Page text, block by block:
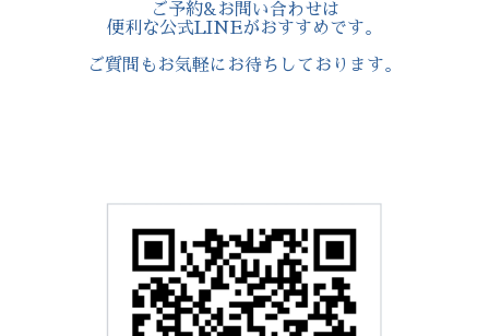
ご予約&お問い合わせは
便利な公式LINEがおすすめです。
ご質問もお気軽にお待ちしております。